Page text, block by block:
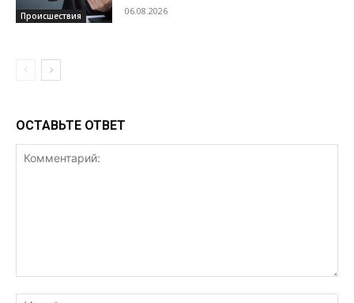
Происшествия 06.08.2026
ОСТАВЬТЕ ОТВЕТ